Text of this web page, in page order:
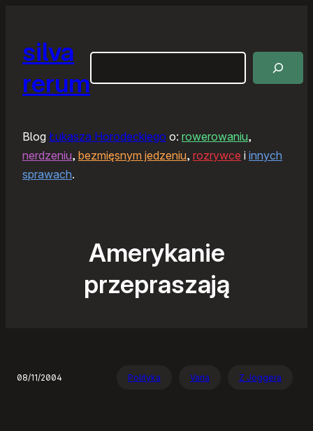
silva
rerum
Blog Łukasza Horodeckiego o: rowerowaniu,
nerdzeniu, bezmięsnym jedzeniu, rozrywce i innych
sprawach.
Amerykanie
przepraszają
08/11/2004 Polityka Varia Z Joggera